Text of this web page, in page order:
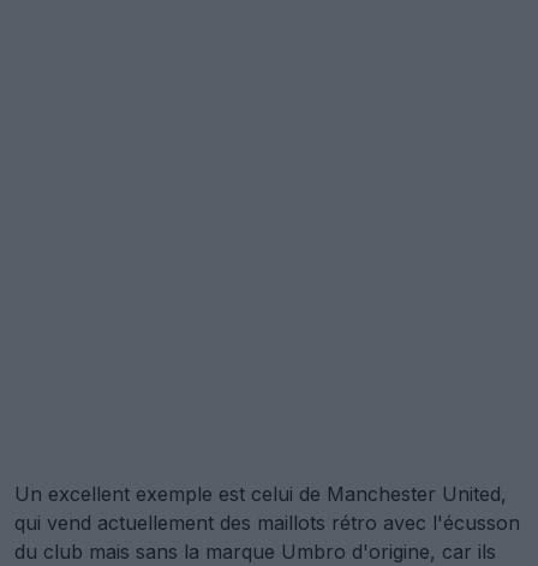
Un excellent exemple est celui de Manchester United,
qui vend actuellement des maillots rétro avec l'écusson
du club mais sans la marque Umbro d'origine, car ils